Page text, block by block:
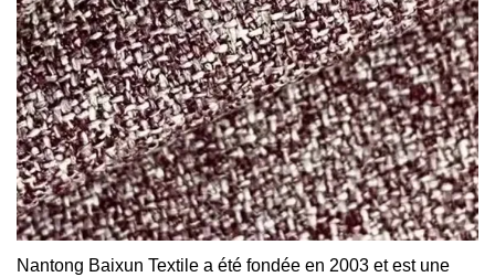
Nantong Baixun Textile a été fondée en 2003 et est une